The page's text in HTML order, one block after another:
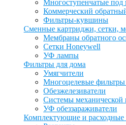
Многоступенчатые под
Коммерческий
Фильтры-кувшины
Сменные картриджи, сетки,
Мембраны обратного
Сетки Honeywell
УФ лампы
Фильтры для дома
Умягчители
Многоцелевые фильтры
Обезжелезиватели
Системы механической
УФ обеззараживатели
Комплектующие и расходные